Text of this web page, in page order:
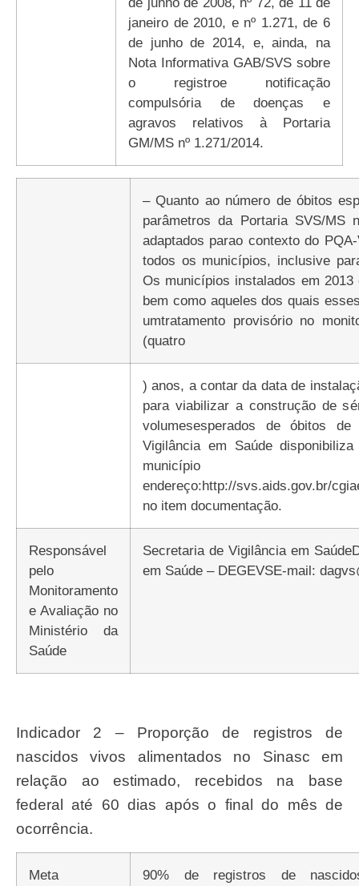
janeiro de 2010, e nº 1.271, de 6
de junho de 2014, e, ainda, na
Nota Informativa GAB/SVS sobre
o registroe notificação
compulsória de doenças e
agravos relativos à Portaria
GM/MS nº 1.271/2014.
– Quanto ao número de óbitos
parâmetros da Portaria SVS/MS
adaptados parao contexto do
todos os municípios, inclusive
Os municípios instalados em
bem como aqueles dos quais
umtratamento provisório no
(quatro
) anos, a contar da data de
para viabilizar a construção de
volumesesperados de óbitos
Vigilância em Saúde
município
endereço:http://svs.aids.gov.br/
no item documentação.
Responsável
pelo
Monitoramento
e Avaliação no
Ministério da
Saúde
Secretaria de Vigilância em
em Saúde – DEGEVSE-mail:
Indicador 2 – Proporção de registros de
nascidos vivos alimentados no Sinasc em
relação ao estimado, recebidos na base
federal até 60 dias após o final do mês de
ocorrência.
Meta
90% de registros de